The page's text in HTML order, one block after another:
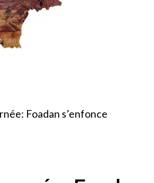
Foadan s’enfonce